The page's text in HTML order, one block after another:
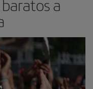
a